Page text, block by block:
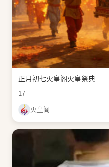
正月初七火皇阁火皇祭典
17
火皇阁